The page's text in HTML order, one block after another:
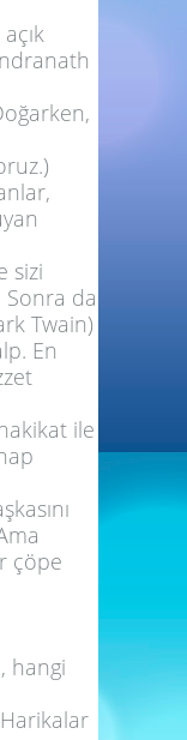
sizi
Sonra da
Twain)
En
ile
çöpe
hangi